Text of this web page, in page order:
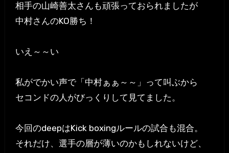
相手の山崎善太さんも頑張っておられましたが
中村さんのKO勝ち！
いえ～～い
私がでかい声で「中村ぁぁ～～」って叫ぶから
セコンドの人がびっくりして見てました。
今回のdeepはKick boxingルールの試合も混合。
それだけ、選手の層が薄いのかもしれないけど、